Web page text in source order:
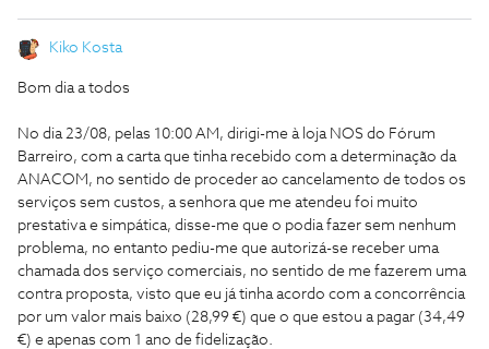
Kiko Kosta
Bom dia a todos
No dia 23/08, pelas 10:00 AM, dirigi-me à loja NOS do Fórum
Barreiro, com a carta que tinha recebido com a determinação da
ANACOM, no sentido de proceder ao cancelamento de todos os
serviços sem custos, a senhora que me atendeu foi muito
prestativa e simpática, disse-me que o podia fazer sem nenhum
problema, no entanto pediu-me que autorizá-se receber uma
chamada dos serviço comerciais, no sentido de me fazerem uma
contra proposta, visto que eu já tinha acordo com a concorrência
por um valor mais baixo (28,99 €) que o que estou a pagar (34,49
€) e apenas com 1 ano de fidelização.